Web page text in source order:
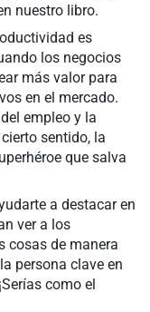
nuestro libro.
es
los negocios
más valor para
en el mercado.
empleo y la
sentido, la
que salva
a destacar en
ver a los
cosas de manera
persona clave en
como el